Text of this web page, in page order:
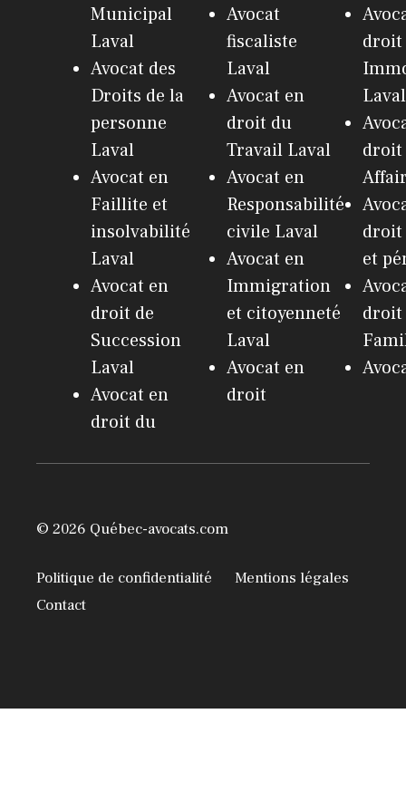
Municipal
Laval
Avocat des
Droits de la
personne
Laval
Avocat en
Faillite et
insolvabilité
Laval
Avocat en
droit de
Succession
Laval
Avocat en
droit du
Avocat
fiscaliste
Laval
Avocat en
droit du
Travail Laval
Avocat en
Responsabilité
civile Laval
Avocat en
Immigration
et citoyenneté
Laval
Avocat en
droit
droit
Laval
droit
et
droit
© 2026 Québec-avocats.com
Politique de confidentialité
Mentions légales
Contact